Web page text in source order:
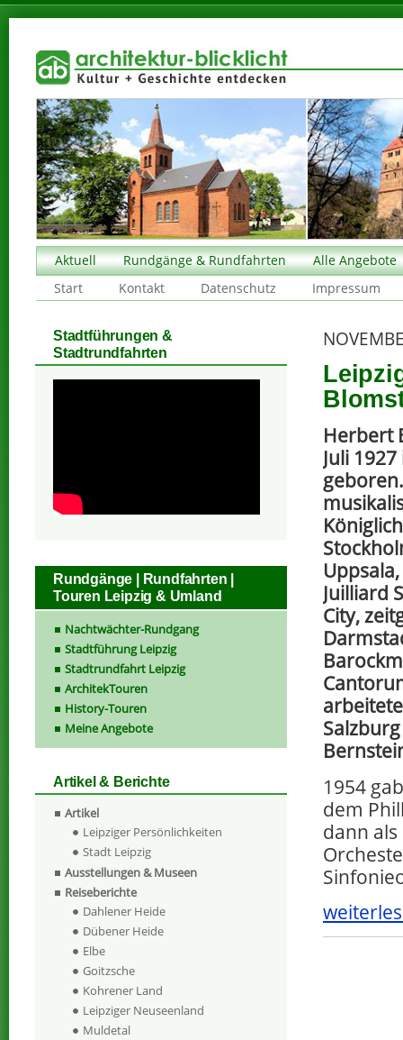
Aktuell Rundgänge & Rundfahrten
Alle Angebote
Start
Kontakt Datenschutz Impressum
Herbert
Juli
Juilliard
City,
1954
dem
dann
Stadtführungen &
Stadtrundfahrten
Rundgänge | Rundfahrten |
Touren Leipzig & Umland
Nachtwächter-Rundgang
Stadtführung Leipzig
Stadtrundfahrt Leipzig
ArchitekTouren
History-Touren
Meine Angebote
Artikel & Berichte
Artikel
Leipziger Persönlichkeiten
Stadt Leipzig
Ausstellungen & Museen
Reiseberichte
Dahlener Heide
Dübener Heide
Elbe
Goitzsche
Kohrener Land
Leipziger Neuseenland
Muldetal